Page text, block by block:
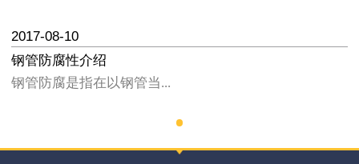
2017-08-10
钢管防腐性介绍
钢管防腐是指在以钢管当...